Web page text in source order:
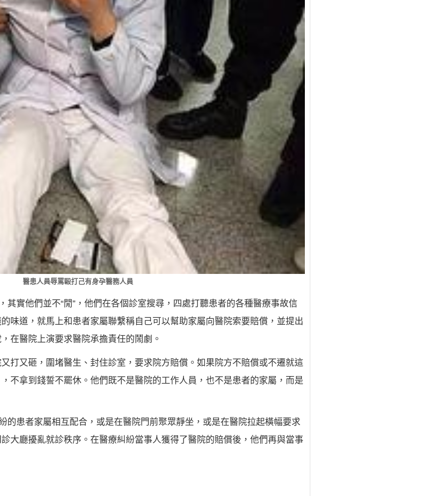
醫患人員辱罵毆打己有身孕醫務人員
其實他們並不“閒”，他們在各個診室搜尋，四處打聽患者的各種醫療事故信
味道，就馬上和患者家屬聯繫稱自己可以幫助家屬向醫院索要賠償，並提出
在醫院上演要求醫院承擔責任的鬧劇。
打又砸，圍堵醫生、封住診室，要求院方賠償。如果院方不賠償或不遷就這
不拿到錢誓不罷休。他們既不是醫院的工作人員，也不是患者的家屬，而是
的患者家屬相互配合，或是在醫院門前聚眾靜坐，或是在醫院拉起橫幅要求
大廳擾亂就診秩序。在醫療糾紛當事人獲得了醫院的賠償後，他們再與當事